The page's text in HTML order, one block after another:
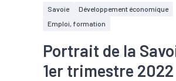
Savoie
Développement économique
Emploi, formation
Portrait de la
1er trimestre 2022